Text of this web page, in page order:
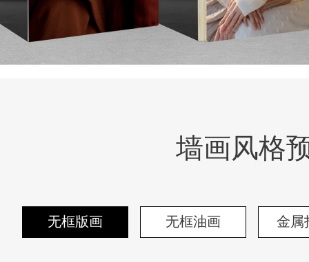
墙画风格
无框版画 无框油画 金属